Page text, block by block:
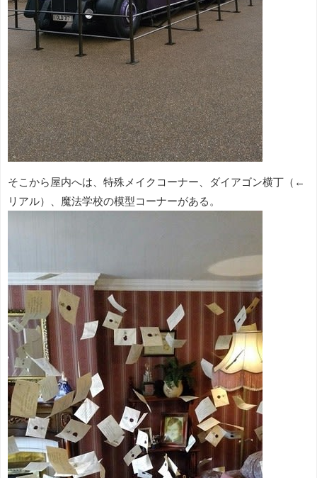
そこから屋内へは、特殊メイクコーナー、ダイアゴン横丁（←
リアル）、魔法学校の模型コーナーがある。